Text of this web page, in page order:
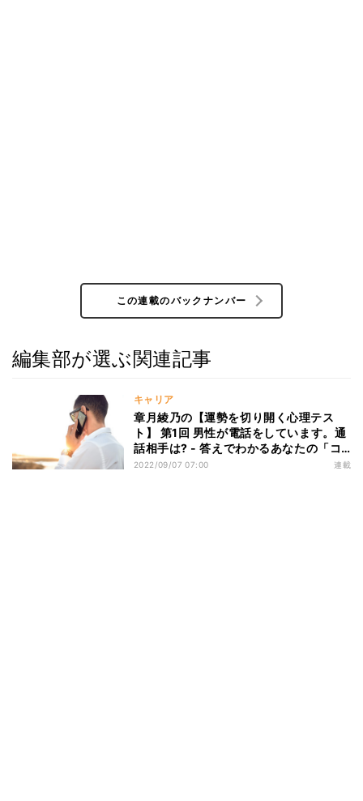
この連載のバックナンバー
編集部が選ぶ関連記事
キャリア
章月綾乃の【運勢を切り開く心理テス
ト】 第1回 男性が電話をしています。通
話相手は? - 答えでわかるあなたの「コ
ミュニケーション能力」#心理テスト
2022/09/07 07:00 連載